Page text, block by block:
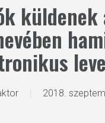
küldenek
2018.